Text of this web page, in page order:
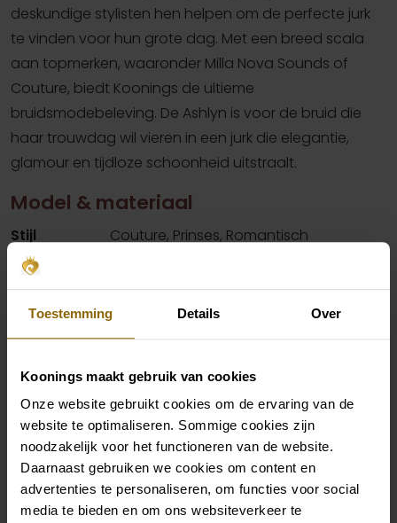
Toestemming Details Over
Koonings maakt gebruik van cookies
Onze website gebruikt cookies om de ervaring van de
website te optimaliseren. Sommige cookies zijn
noodzakelijk voor het functioneren van de website.
Daarnaast gebruiken we cookies om content en
advertenties te personaliseren, om functies voor social
media te bieden en om ons websiteverkeer te
deskundige stylisten hen helpen om de perfecte jurk
te vinden voor hun grote dag. Met een breed scala
aan topmerken, waaronder Milla Nova Sounds of
Couture, biedt Koonings de ultieme
bruidsmodebeleving. De Ashlyn is voor de bruid die
haar trouwdag wil vieren in een jurk die elegantie,
glamour en tijdloze schoonheid uitstraalt.
Model & materiaal
Stijl
Couture, Prinses, Romantisch
Merk
Silhouet
A-Lijn
Mouwen
Bandjes
Beschikbaarheid per winkel